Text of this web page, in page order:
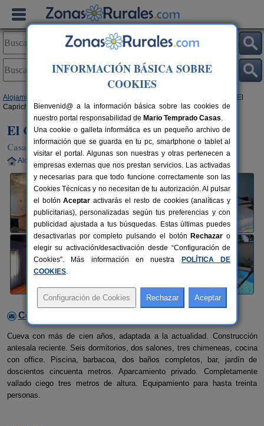
Alojamientos
> El
Capricho del Almazarán
El Capricho del Almazarán
Casa Rural en Casas de Juan Núñez (Albacete)
Alquiler completo 27 km de Albacete
Contactar con el alojamiento
Cueva con más de cien años, adaptada a la actualidad. Construcción
antesala reciente. Seis dormitorios, dos salones, tres chimeneas, cocina
con office. Piscina, barbacoa, dos baños completos, bar, jardín de
doscientos cincuenta metros. Aparcamiento privado. Completamente
vallado ciego tres metros de altura. Equipamiento para hasta treinta
personas.
INFORMACIÓN BÁSICA SOBRE
COOKIES
Bienvenid@ a la información básica sobre las cookies de
nuestro portal responsabilidad de Mario Temprado Casas.
Una cookie o galleta informática es un pequeño archivo de
información que se guarda en tu pc, smartphone o tablet al
visitar el portal. Algunas son nuestras y otras pertenecen a
empresas externas que nos prestan servicios. Las activadas
y necesarias para que todo funcione correctamente son las
Cookies Técnicas y no necesitan de tu autorización. Al pulsar
el botónAceptar activarás el resto de cookies (analíticas y
publicitarias), personalizadas según tus preferencias y con
publicidad ajustada a tus búsquedas. Estas últimas puedes
desactivarlas por completo pulsando el botón Rechazar o
elegir su activación/desactivación desde “Configuración de
Cookies”. Más información en nuestra
POLÍTICA DE
COOKIES.